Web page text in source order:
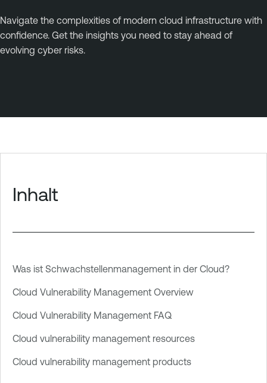
Navigate the complexities of modern cloud infrastructure with
confidence. Get the insights you need to stay ahead of
evolving cyber risks.
Inhalt
Was ist Schwachstellenmanagement in der Cloud?
Cloud Vulnerability Management Overview
Cloud Vulnerability Management FAQ
Cloud vulnerability management resources
Cloud vulnerability management products